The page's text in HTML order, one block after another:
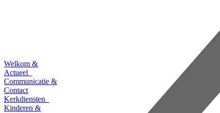
Welkom &
Actueel
Communicatie &
Contact
Kerkdiensten
Kinderen &